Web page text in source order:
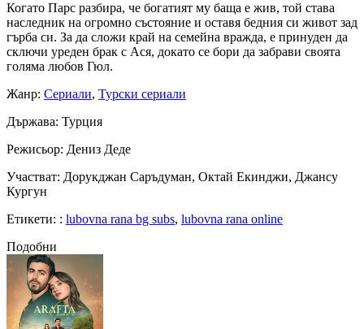
Когато Парс разбира, че богатият му баща е жив, той става
наследник на огромно състояние и оставя бедния си живот зад
гърба си. За да сложи край на семейна вражда, е принуден да
сключи уреден брак с Ася, докато се бори да забрави своята
голяма любов Гюл.
Жанр: Сериали, Турски сериали
Държава: Турция
Режисьор: Дениз Деде
Участват: Дорукджан Саръдуман, Октай Екинджи, Джансу
Кургун
Етикети: : lubovna rana bg subs, lubovna rana online
Подобни